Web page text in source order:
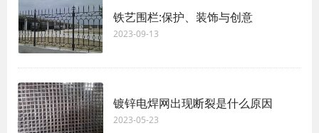
铁艺围栏:保护、装饰与创意
2023-09-13
镀锌电焊网出现断裂是什么原因
2023-05-23